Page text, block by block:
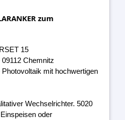
zum
15
Chemnitz
mit hochwertigen
Wechselrichter. 5020
oder